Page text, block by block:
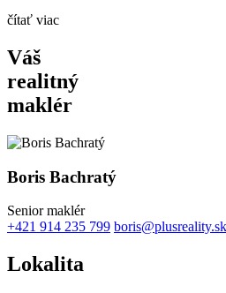
čítať viac
Váš
realitný
maklér
Boris Bachratý
Senior maklér
+421 914 235 799 boris@plusreality.sk
Lokalita